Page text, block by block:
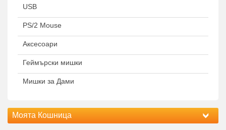
USB
PS/2 Mouse
Аксесоари
Геймърски мишки
Мишки за Дами
Моята Кошница